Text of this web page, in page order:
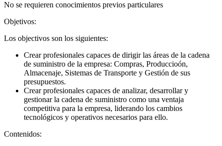
No se requieren conocimientos previos particulares
Objetivos:
Los objectivos son los siguientes:
Crear profesionales capaces de dirigir las áreas de la cadena
de suministro de la empresa: Compras, Produccioón,
Almacenaje, Sistemas de Transporte y Gestión de sus
presupuestos.
Crear profesionales capaces de analizar, desarrollar y
gestionar la cadena de suministro como una ventaja
competitiva para la empresa, liderando los cambios
tecnológicos y operativos necesarios para ello.
Contenidos: